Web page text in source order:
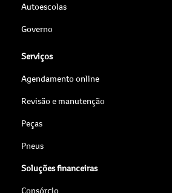
Autoescolas
Governo
Serviços
Agendamento online
Revisão e manutenção
Peças
Pneus
Soluções financeiras
Consórcio